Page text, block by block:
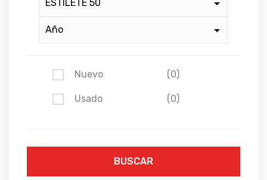
Nuevo (0)
Usado (0)
BUSCAR